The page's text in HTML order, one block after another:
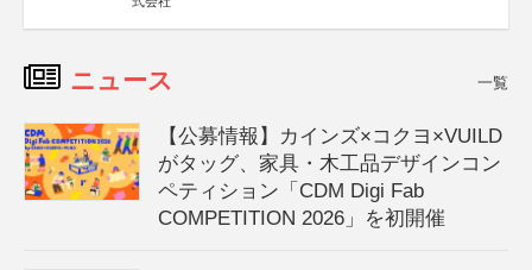
ニュース 一覧
【公募情報】カインズ×コクヨ×VUILD
がタッグ、家具・木工品デザインコン
ペティション「CDM Digi Fab
COMPETITION 2026」を初開催